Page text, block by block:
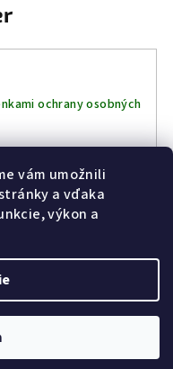
vám umožnili
a vďaka
výkon a
ochrany osobných